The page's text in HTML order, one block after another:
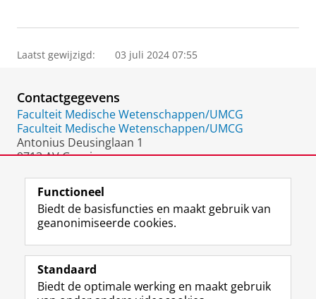
e
r
P
o
r
t
a
Laatst gewijzigd: 03 juli 2024 07:55
Contactgegevens
Faculteit Medische Wetenschappen/UMCG
Faculteit Medische Wetenschappen/UMCG
Antonius Deusinglaan 1
9713 AV Groningen
Volg de RUG
F
a
e
L
i
k
R
S
-
I
n
t
Y
o
T
Studiekiezers
Functioneel
Biedt de basisfuncties en maakt gebruik van
geanonimiseerde cookies.
Standaard
Biedt de optimale werking en maakt gebruik